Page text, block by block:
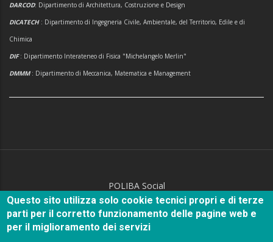
DARCOD: Dipartimento di Architettura, Costruzione e Design
DICATECH : Dipartimento di Ingegneria Civile, Ambientale, del Territorio, Edile e di
Chimica
DIF: Dipartimento Interateneo di Fisica "Michelangelo Merlin"
DMMM: Dipartimento di Meccanica, Matematica e Management
POLIBA Social
Questo sito utilizza solo cookie tecnici propri e di terze
parti per il corretto funzionamento delle pagine web e
per il miglioramento dei servizi